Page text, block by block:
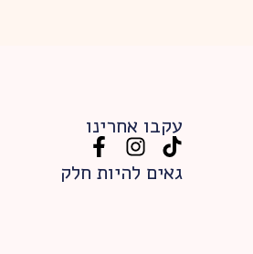
עקבו אחרינו
גאים להיות חלק